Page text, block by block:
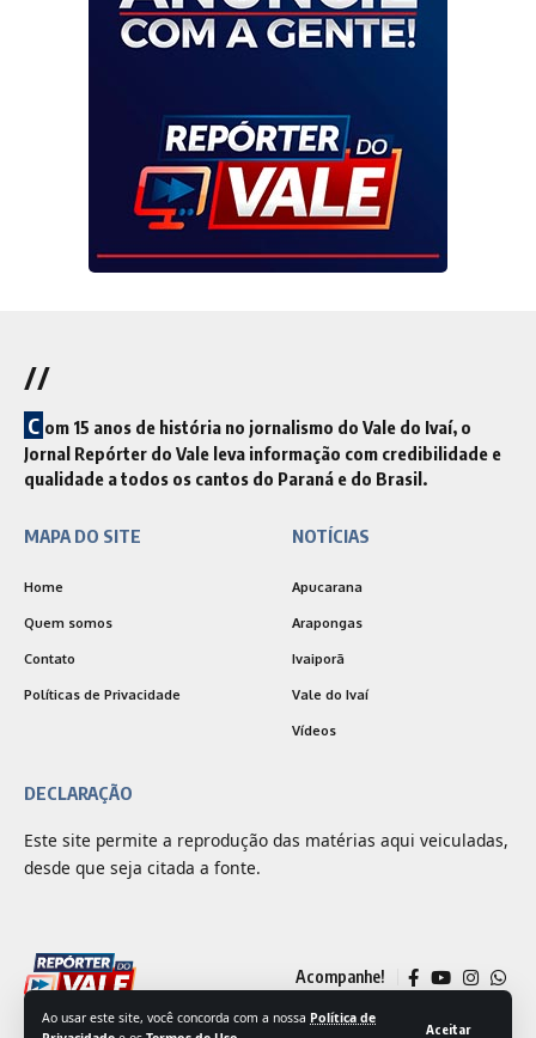
Ao usar este site, você concorda com a nossa Política de
Aceitar
//
C om 15 anos de história no jornalismo do Vale do Ivaí, o
Jornal Repórter do Vale leva informação com credibilidade e
qualidade a todos os cantos do Paraná e do Brasil.
MAPA DO SITE
Home
Quem somos
Contato
Políticas de Privacidade
NOTÍCIAS
Apucarana
Arapongas
Ivaiporã
Vale do Ivaí
Vídeos
DECLARAÇÃO
Este site permite a reprodução das matérias aqui veiculadas,
desde que seja citada a fonte.
Acompanhe!